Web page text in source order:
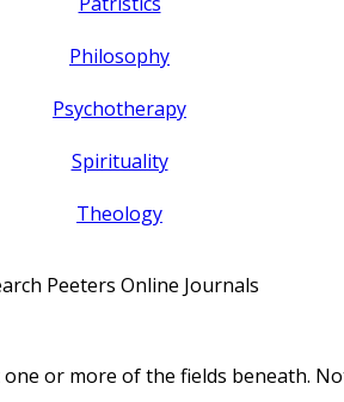
Philosophy
Psychotherapy
Spirituality
Theology
Peeters Online Journals
or more of the fields beneath.